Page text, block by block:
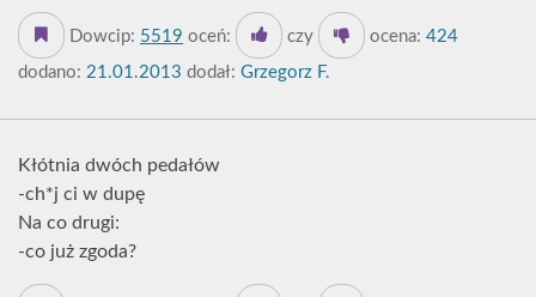
Dowcip: 5519 oceń: czy ocena: 424
dodano: 21.01.2013 dodał: Grzegorz F.
Kłótnia dwóch pedałów
-ch*j ci w dupę
Na co drugi:
-co już zgoda?